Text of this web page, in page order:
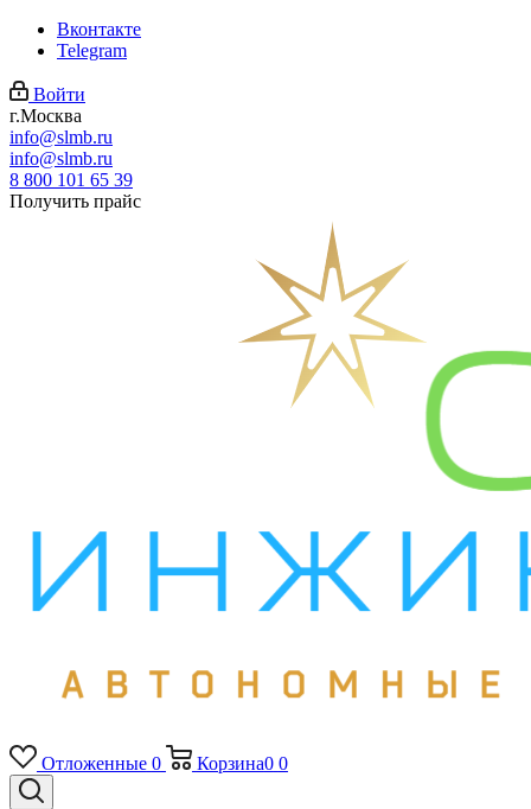
Вконтакте
Telegram
Войти
г.Москва
info@slmb.ru
info@slmb.ru
8 800 101 65 39
Получить прайс
Отложенные 0 Корзина0 0